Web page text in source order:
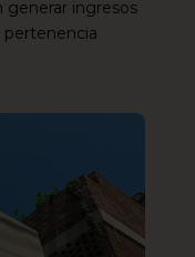
generar ingresos
pertenencia